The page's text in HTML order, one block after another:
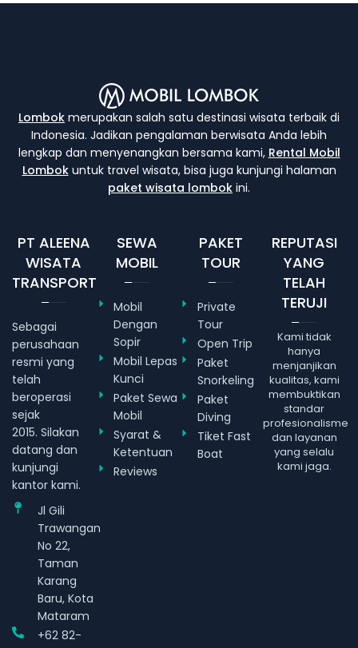
Lombok merupakan salah satu destinasi wisata terbaik di
Indonesia. Jadikan pengalaman berwisata Anda lebih
lengkap dan menyenangkan bersama kami, Rental Mobil
Lombokuntuk travel wisata, bisa juga kunjungi halaman
paket wisata lombok ini.
PT ALEENA
WISATA
TRANSPORT
Sebagai
perusahaan
resmi yang
telah
beroperasi
sejak
2015. Silakan
datang dan
kunjungi
kantor kami.
Jl Gili
Trawangan
No 22,
Taman
Karang
Baru, Kota
Mataram
+62 82-
SEWA
MOBIL
Mobil
Dengan
Sopir
Mobil Lepas
Kunci
Paket Sewa
Mobil
Syarat &
Ketentuan
Reviews
PAKET
TOUR
Private
Tour
Open Trip
Paket
Snorkeling
Paket
Diving
Tiket Fast
Boat
REPUTASI
YANG
TELAH
TERUJI
Kami tidak
hanya
menjanjikan
kualitas, kami
membuktikan
standar
profesionalisme
dan layanan
yang selalu
kami jaga.